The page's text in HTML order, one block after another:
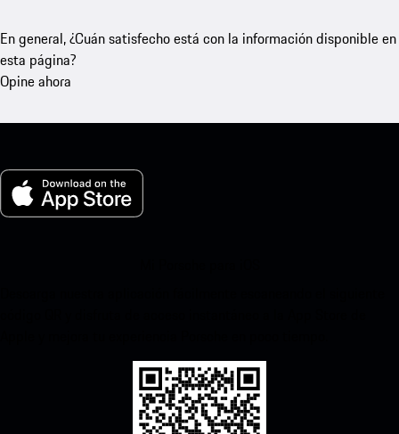
En general, ¿Cuán satisfecho está con la información disponible en
esta página?
Opine ahora